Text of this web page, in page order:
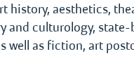
history, aesthetics,
and culturology,
well as fiction, art